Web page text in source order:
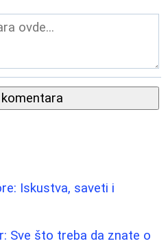
Iskustva, saveti i
Sve što treba da znate o